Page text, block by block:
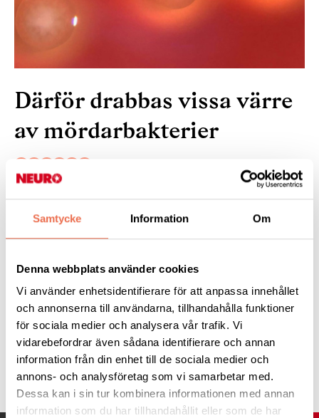
Samtycke Information Om
Denna webbplats använder cookies
Vi använder enhetsidentifierare för att anpassa innehållet
och annonserna till användarna, tillhandahålla funktioner
för sociala medier och analysera vår trafik. Vi
vidarebefordrar även sådana identifierare och annan
information från din enhet till de sociala medier och
annons- och analysföretag som vi samarbetar med.
Dessa kan i sin tur kombinera informationen med annan
information som du har tillhandahållit eller som de har
Därför drabbas vissa värre
av mördarbakterier
25 augusti 2023
[ Forskning ]Infektioner som orsakas av invasiva
streptokocker, eller mördarbakterier, kan vara livshotande. Men
studie från Lunds universitet finns svaret i våra gener.
Läs mer:påforskning.se.
Tipsa